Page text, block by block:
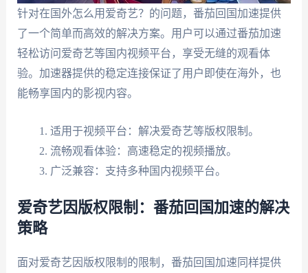
针对在国外怎么用爱奇艺？的问题，番茄回国加速提供
了一个简单而高效的解决方案。用户可以通过番茄加速
轻松访问爱奇艺等国内视频平台，享受无缝的观看体
验。加速器提供的稳定连接保证了用户即使在海外，也
能畅享国内的影视内容。
适用于视频平台：解决爱奇艺等版权限制。
流畅观看体验：高速稳定的视频播放。
广泛兼容：支持多种国内视频平台。
爱奇艺因版权限制：番茄回国加速的解决
策略
面对爱奇艺因版权限制的限制，番茄回国加速同样提供